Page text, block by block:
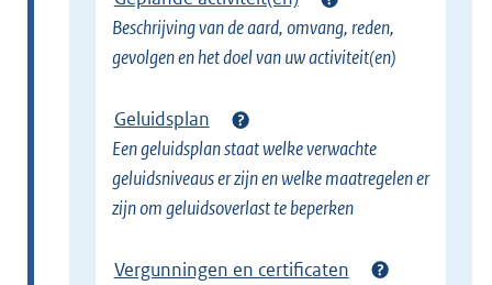
Beschrijving van de aard, omvang, reden,
gevolgen en het doel van uw activiteit(en)
Geluidsplan
Een geluidsplan staat welke verwachte
geluidsniveaus er zijn en welke maatregelen er
zijn om geluidsoverlast te beperken
Vergunningen en certificaten